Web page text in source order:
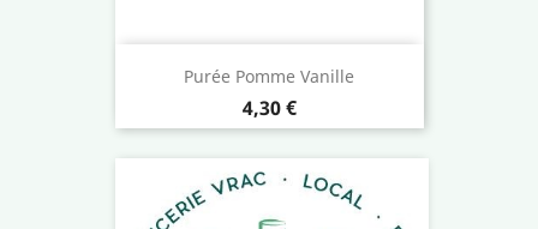
Purée Pomme Vanille
Prix
4,30 €